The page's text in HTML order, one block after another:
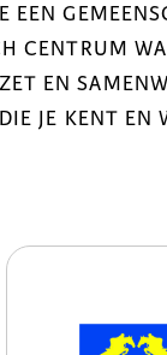
EEN
CENTRUM
EN
JE KENT EN